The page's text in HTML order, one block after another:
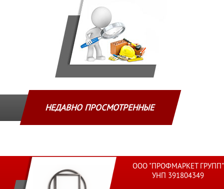
НЕДАВНО ПРОСМОТРЕННЫЕ
ООО "ПРОФМАРКЕТ ГРУПП"
УНП 391804349